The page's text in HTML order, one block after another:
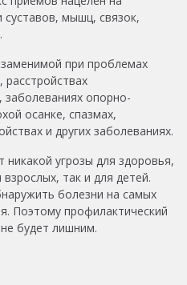
мышц, связок,
при проблемах
расстройствах
заболеваниях опорно-
осанке, спазмах,
и других заболеваниях.
никакой угрозы для здоровья,
так и для детей.
болезни на самых
Поэтому профилактический
будет лишним.